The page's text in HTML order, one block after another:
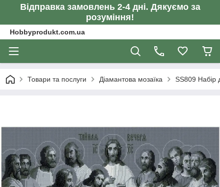
Відправка замовлень 2-4 дні. Дякуємо за
розуміння!
Hobbyprodukt.com.ua
Товари та послуги Діамантова мозаїка SS809 Набір